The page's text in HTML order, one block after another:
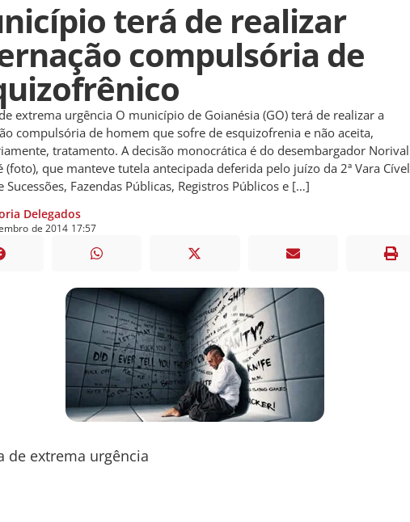
terá de realizar
compulsória de
extrema urgência O município de Goianésia (GO) terá de realizar a
compulsória de homem que sofre de esquizofrenia e não aceita,
tratamento. A decisão monocrática é do desembargador Norival
(foto), que manteve tutela antecipada deferida pelo juízo da 2ª Vara Cível
Sucessões, Fazendas Públicas, Registros Públicos e […]
Delegados
de2014 17:57
de extrema urgência